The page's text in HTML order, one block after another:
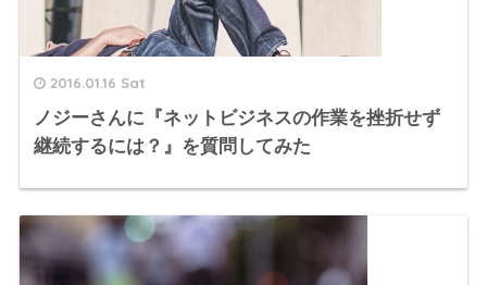
2016.01.16 Sat
ノジーさんに『ネットビジネスの作業を挫折せず
継続するには？』を質問してみた